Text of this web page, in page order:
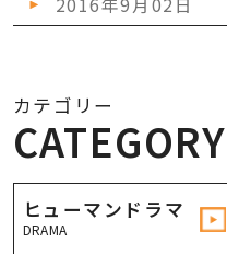
カテゴリー
CATEGORY
ヒューマンドラマ
DRAMA